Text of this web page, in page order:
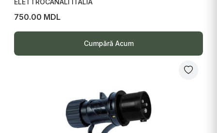
750.00 MDL
Cumpără Acum